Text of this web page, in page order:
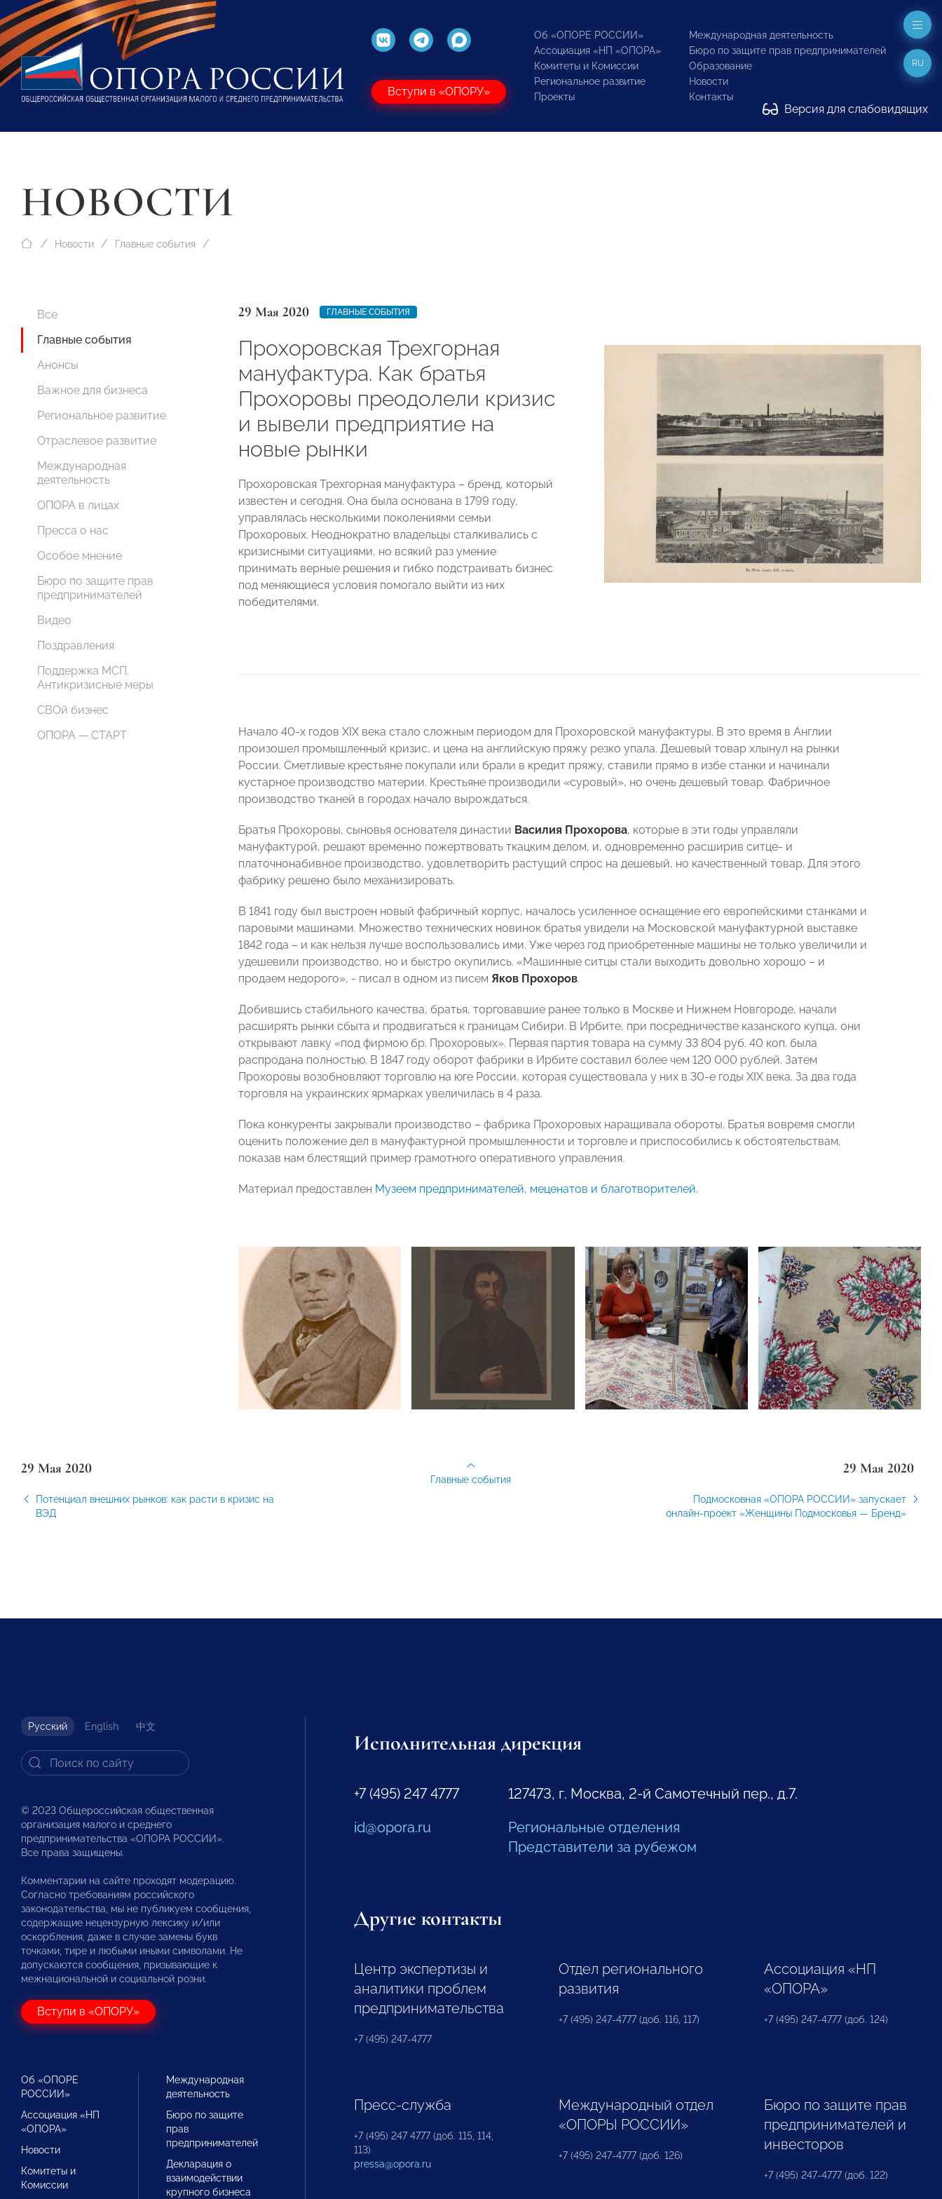
Вступи в «ОПОРУ»
Об «ОПОРЕ РОССИИ»
Ассоциация «НП «ОПОРА»
Комитеты и Комиссии
Региональное развитие
Проекты
Международная деятельность
Бюро по защите прав предпринимателей
Образование
Новости
Контакты
Версия для слабовидящих
RU
НОВОСТИ
Новости Главные события
Все
Главные события
Анонсы
Важное для бизнеса
Региональное развитие
Отраслевое развитие
Международная
деятельность
ОПОРА в лицах
Пресса о нас
Особое мнение
Бюро по защите прав
предпринимателей
Видео
Поздравления
Поддержка МСП.
Антикризисные меры
СВОй бизнес
ОПОРА — СТАРТ
29 Мая 2020 ГЛАВНЫЕ СОБЫТИЯ
Прохоровская Трехгорная
мануфактура. Как братья
Прохоровы преодолели кризис
и вывели предприятие на
новые рынки
Прохоровская Трехгорная мануфактура – бренд, который
известен и сегодня. Она была основана в 1799 году,
управлялась несколькими поколениями семьи
Прохоровых. Неоднократно владельцы сталкивались с
кризисными ситуациями, но всякий раз умение
принимать верные решения и гибко подстраивать бизнес
под меняющиеся условия помогало выйти из них
победителями.
Начало 40-х годов XIX века стало сложным периодом для Прохоровской мануфактуры. В это время в Англии
произошел промышленный кризис, и цена на английскую пряжу резко упала. Дешевый товар хлынул на рынки
России. Сметливые крестьяне покупали или брали в кредит пряжу, ставили прямо в избе станки и начинали
кустарное производство материи. Крестьяне производили «суровый», но очень дешевый товар. Фабричное
производство тканей в городах начало вырождаться.
Братья Прохоровы, сыновья основателя династии Василия Прохорова, которые в эти годы управляли
мануфактурой, решают временно пожертвовать ткацким делом, и, одновременно расширив ситце- и
платочнонабивное производство, удовлетворить растущий спрос на дешевый, но качественный товар. Для этого
фабрику решено было механизировать.
В 1841 году был выстроен новый фабричный корпус, началось усиленное оснащение его европейскими станками и
паровыми машинами. Множество технических новинок братья увидели на Московской мануфактурной выставке
1842 года – и как нельзя лучше воспользовались ими. Уже через год приобретенные машины не только увеличили и
удешевили производство, но и быстро окупились. «Машинные ситцы стали выходить довольно хорошо – и
продаем недорого», - писал в одном из писем Яков Прохоров.
Добившись стабильного качества, братья, торговавшие ранее только в Москве и Нижнем Новгороде, начали
расширять рынки сбыта и продвигаться к границам Сибири. В Ирбите, при посредничестве казанского купца, они
открывают лавку «под фирмою бр. Прохоровых». Первая партия товара на сумму 33 804 руб. 40 коп. была
распродана полностью. В 1847 году оборот фабрики в Ирбите составил более чем 120 000 рублей. Затем
Прохоровы возобновляют торговлю на юге России, которая существовала у них в 30-е годы XIX века. За два года
торговля на украинских ярмарках увеличилась в 4 раза.
Пока конкуренты закрывали производство – фабрика Прохоровых наращивала обороты. Братья вовремя смогли
оценить положение дел в мануфактурной промышленности и торговле и приспособились к обстоятельствам,
показав нам блестящий пример грамотного оперативного управления.
Материал предоставлен Музеем предпринимателей, меценатов и благотворителей.
29 Мая 2020
Потенциал внешних рынков: как расти в кризис на
ВЭД
29 Мая 2020
Подмосковная «ОПОРА РОССИИ» запускает
онлайн-проект «Женщины Подмосковья — Бренд»
Главные события
Русский English 中文
© 2023 Общероссийская общественная
организация малого и среднего
предпринимательства «ОПОРА РОССИИ».
Все права защищены.
Комментарии на сайте проходят модерацию.
Согласно требованиям российского
законодательства, мы не публикуем сообщения,
содержащие нецензурную лексику и/или
оскорбления, даже в случае замены букв
точками, тире и любыми иными символами. Не
допускаются сообщения, призывающие к
межнациональной и социальной розни.
Вступи в «ОПОРУ»
Об «ОПОРЕ
РОССИИ»
Ассоциация «НП
«ОПОРА»
Новости
Комитеты и
Комиссии
Международная
деятельность
Бюро по защите
прав
предпринимателей
Декларация о
взаимодействии
крупного бизнеса
Исполнительная дирекция
+7 (495) 247 4777
id@opora.ru
127473, г. Москва, 2-й Самотечный пер., д.7.
Региональные отделения
Представители за рубежом
Другие контакты
Центр экспертизы и
аналитики проблем
предпринимательства
+7 (495) 247-4777
Отдел регионального
развития
+7 (495) 247-4777 (доб. 116, 117)
Ассоциация «НП
«ОПОРА»
+7 (495) 247-4777 (доб. 124)
Пресс-служба
+7 (495) 247 4777 (доб. 115, 114,
113)
pressa@opora.ru
Международный отдел
«ОПОРЫ РОССИИ»
+7 (495) 247-4777 (доб. 126)
Бюро по защите прав
предпринимателей и
инвесторов
+7 (495) 247-4777 (доб. 122)